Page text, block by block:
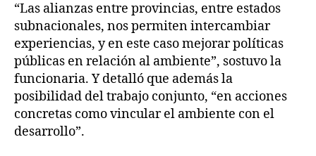
“Las alianzas entre provincias, entre estados
subnacionales, nos permiten intercambiar
experiencias, y en este caso mejorar políticas
públicas en relación al ambiente”, sostuvo la
funcionaria. Y detalló que además la
posibilidad del trabajo conjunto, “en acciones
concretas como vincular el ambiente con el
desarrollo”.